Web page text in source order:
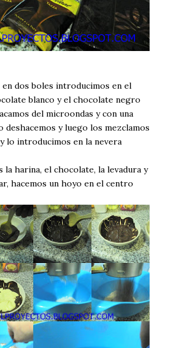
dos boles introducimos en el
blanco y el chocolate negro
del microondas y con una
deshacemos y luego los mezclamos
lo introducimos en la nevera
la harina, el chocolate, la levadura y
hacemos un hoyo en el centro